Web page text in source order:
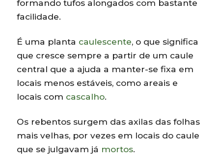
formando tufos alongados com bastante
facilidade.
É uma planta caulescente, o que significa
que cresce sempre a partir de um caule
central que a ajuda a manter-se fixa em
locais menos estáveis, como areais e
locais com cascalho.
Os rebentos surgem das axilas das folhas
mais velhas, por vezes em locais do caule
que se julgavam já mortos.